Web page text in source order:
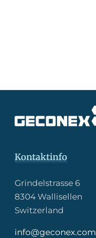
Kontaktinfo
Grindelstrasse 6
8304 Wallisellen
Switzerland
info@geconex.com